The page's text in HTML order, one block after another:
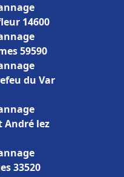
14600
59590
du Var
André lez
33520